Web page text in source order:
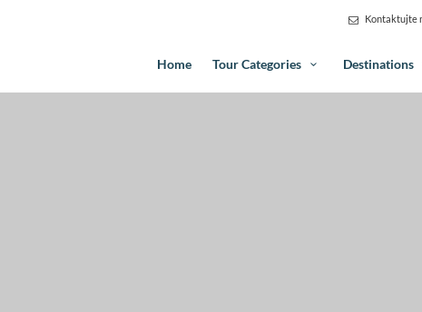
Kontaktujte
Home Tour Categories Destinations